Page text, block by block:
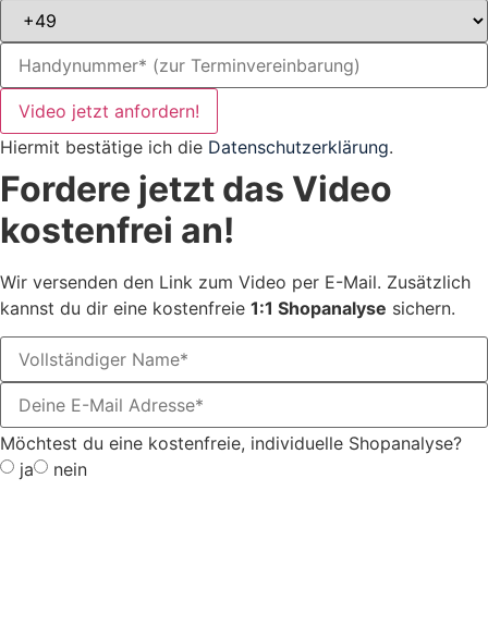
Video jetzt anfordern!
Hiermit bestätige ich die Datenschutzerklärung.
Fordere jetzt das Video
kostenfrei an!
Wir versenden den Link zum Video per E-Mail. Zusätzlich
kannst du dir eine kostenfreie 1:1 Shopanalyse sichern.
Möchtest du eine kostenfreie, individuelle Shopanalyse?
ja
nein